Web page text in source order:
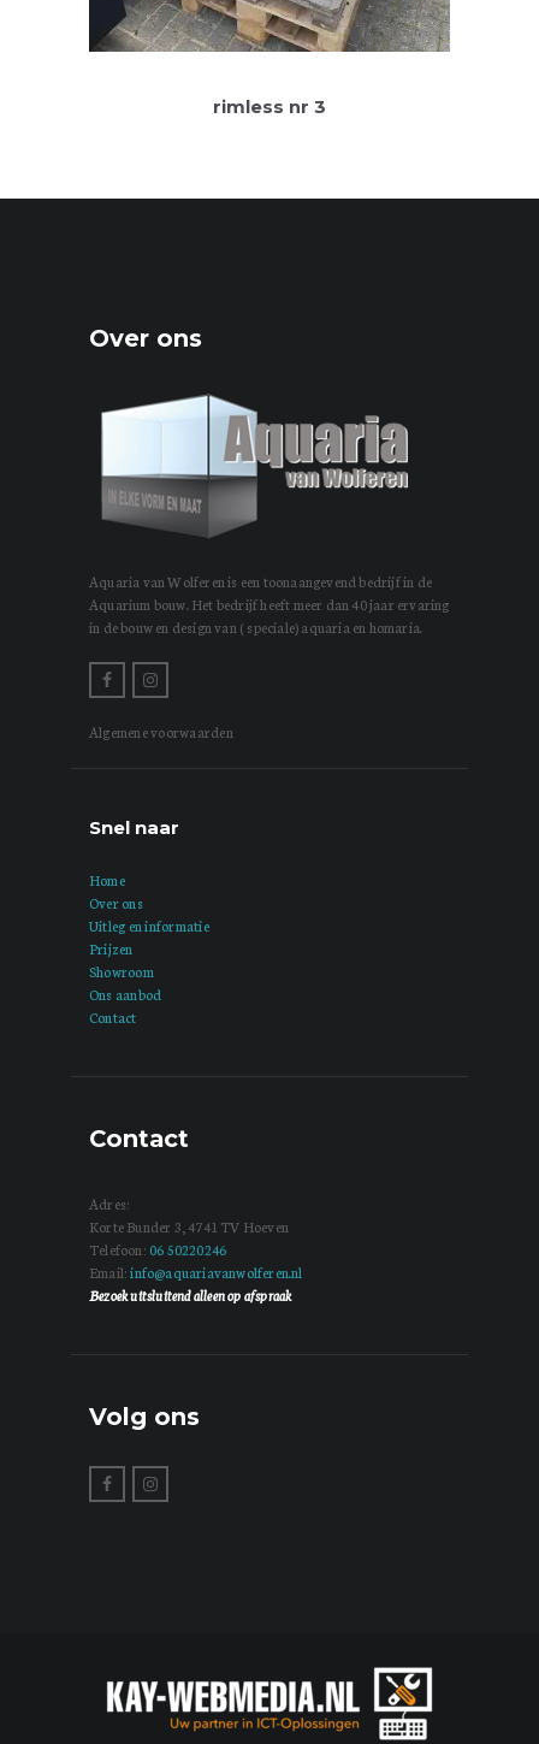
rimless nr 3
Over ons
Aquaria van Wolferen is een toonaangevend bedrijf in de
Aquarium bouw. Het bedrijf heeft meer dan 40 jaar ervaring
in de bouw en design van ( speciale) aquaria en homaria.
Algemene voorwaarden
Snel naar
Home
Over ons
Uitleg en informatie
Prijzen
Showroom
Ons aanbod
Contact
Contact
Adres:
Korte Bunder 3, 4741 TV Hoeven
Telefoon: 06 50220246
Email:info@aquariavanwolferen.nl
Bezoek uitsluitend alleen op afspraak
Volg ons